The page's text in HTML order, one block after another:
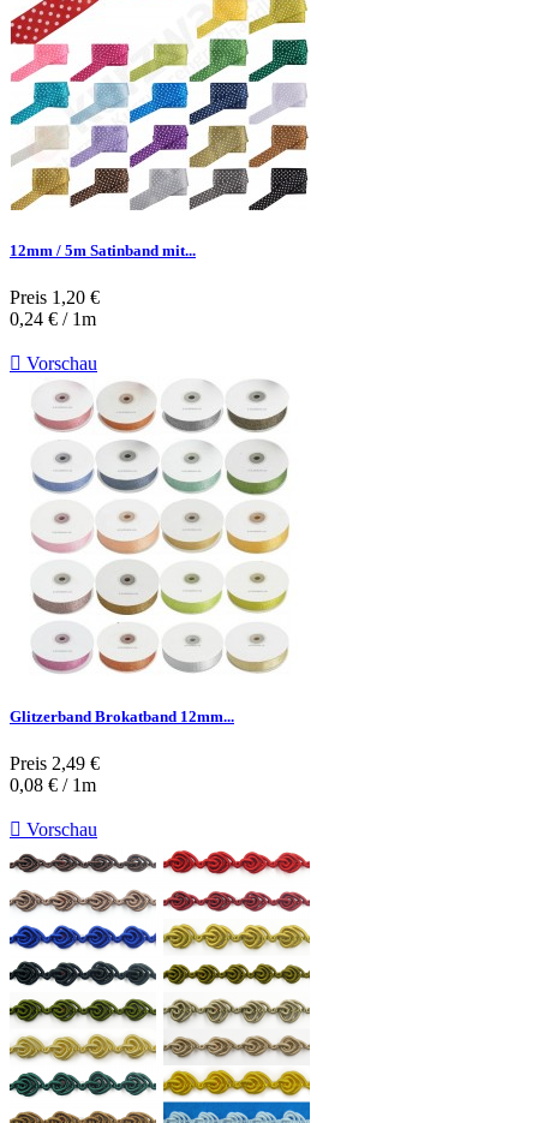
12mm / 5m Satinband mit...
Preis 1,20 €
0,24 € / 1m
 Vorschau
Glitzerband Brokatband 12mm...
Preis 2,49 €
0,08 € / 1m
 Vorschau